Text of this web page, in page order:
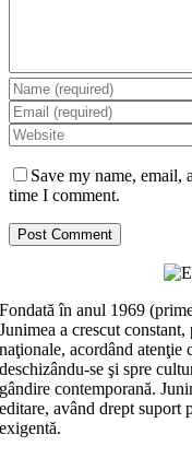
Save my name, email,
time I comment.
Fondată în anul 1969
Junimea a crescut
naţionale, acordând
deschizându-se şi spre
gândire contemporană.
editare, având drept suport
exigentă.